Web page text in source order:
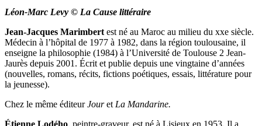
Léon-Marc Levy © La Cause littéraire
Jean-Jacques Marimbert est né au Maroc au milieu du xxe siècle.
Médecin à l’hôpital de 1977 à 1982, dans la région toulousaine, il
enseigne la philosophie (1984) à l’Université de Toulouse 2 Jean-
Jaurès depuis 2001. Écrit et publie depuis une vingtaine d’années
(nouvelles, romans, récits, fictions poétiques, essais, littérature pour
la jeunesse).
Chez le même éditeurJouret La Mandarine.
Étienne Lodého, peintre-graveur, est né à Lisieux en 1953. Il a